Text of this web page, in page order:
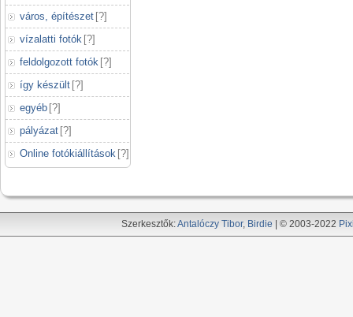
város, építészet [?]
vízalatti fotók [?]
feldolgozott fotók [?]
így készült [?]
egyéb [?]
pályázat [?]
Online fotókiállítások [?]
Szerkesztők:Antalóczy Tibor, Birdie | © 2003-2022